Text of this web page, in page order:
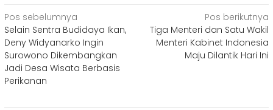
Navigasi
pos
Pos sebelumnya
Selain Sentra Budidaya Ikan,
Deny Widyanarko Ingin
Surowono Dikembangkan
Jadi Desa Wisata Berbasis
Perikanan
Pos berikutnya
Tiga Menteri dan Satu Wakil
Menteri Kabinet Indonesia
Maju Dilantik Hari Ini